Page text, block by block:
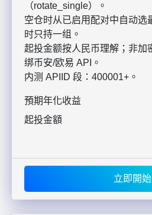
（rotate_single）。
空仓时从已启用配对中自动选
时只持一组。
起投金额按人民币理解；非加
绑币安/欧易 API。
内测 APIID 段：400001+。
預期年化收益
起投金額
立即開始